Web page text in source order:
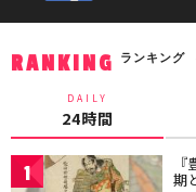
RANKING ランキング
DAILY
24時間
1 期